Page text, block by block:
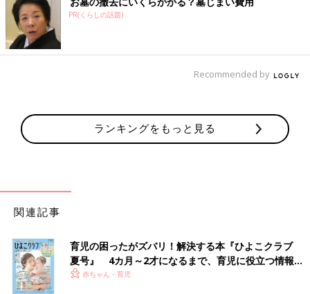
PR(くらしの話題)
Recommended by
ランキングをもっと見る
関連記事
育児の困ったがズバリ！解決する本『ひよこクラブ
夏号』 4カ月～2才になるまで、育児に役立つ情報が
いっぱい！
赤ちゃん・育児